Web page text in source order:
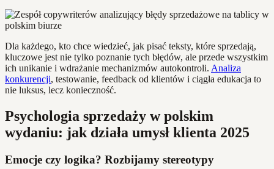
Dla każdego, kto chce wiedzieć, jak pisać teksty, które sprzedają,
kluczowe jest nie tylko poznanie tych błędów, ale przede wszystkim
ich unikanie i wdrażanie mechanizmów autokontroli. Analiza
konkurencji, testowanie, feedback od klientów i ciągła edukacja to
nie luksus, lecz konieczność.
Psychologia sprzedaży w polskim
wydaniu: jak działa umysł klienta 2025
Emocje czy logika? Rozbijamy stereotypy